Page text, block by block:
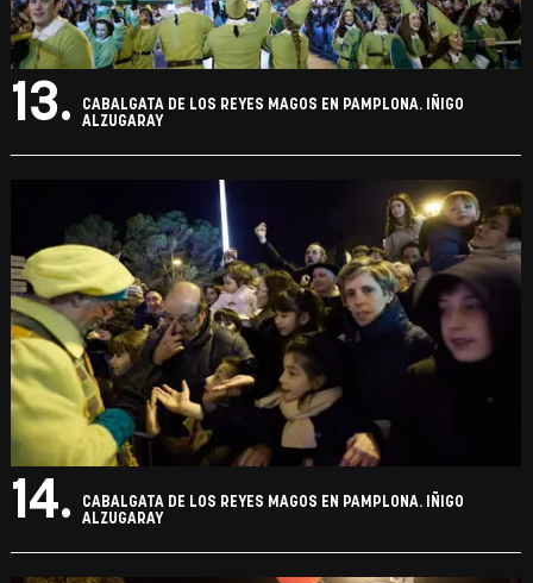
13.
CABALGATA DE LOS REYES MAGOS EN PAMPLONA. IÑIGO
ALZUGARAY
14.
CABALGATA DE LOS REYES MAGOS EN PAMPLONA. IÑIGO
ALZUGARAY